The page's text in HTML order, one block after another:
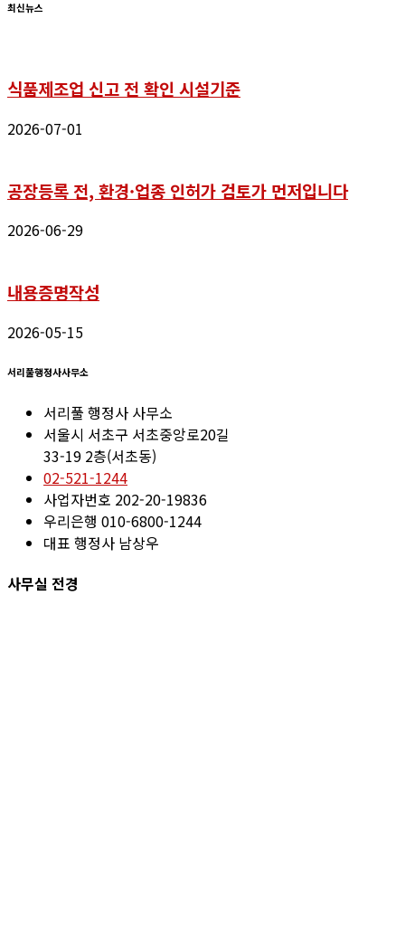
최신뉴스
식품제조업 신고 전 확인 시설기준
2026-07-01
공장등록 전, 환경·업종 인허가 검토가 먼저입니다
2026-06-29
내용증명작성
2026-05-15
서리풀행정사사무소
서리풀 행정사 사무소
서울시 서초구 서초중앙로20길
33-19 2층(서초동)
02-521-1244
사업자번호 202-20-19836
우리은행 010-6800-1244
대표 행정사 남상우
사무실 전경